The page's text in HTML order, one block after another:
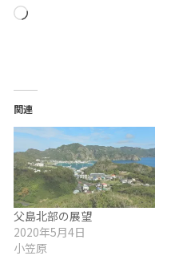
読
み
中…
関連
父島北部の展望
2020年5月4日
小笠原